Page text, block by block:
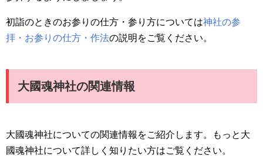
初詣のときのお参りの仕方・参り方については神社の参
拝・お参りの仕方・作法の説明をご覧ください。
大國魂神社の関連情報
大國魂神社についての関連情報をご紹介します。もっと大
國魂神社について詳しく知りたい方はご覧ください。